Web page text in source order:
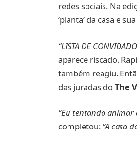
redes sociais. Na
‘planta’ da casa e
“LISTA DE
aparece riscado.
também reagiu.
das juradas doThe
“Eu tentando animar
completou: “A casa